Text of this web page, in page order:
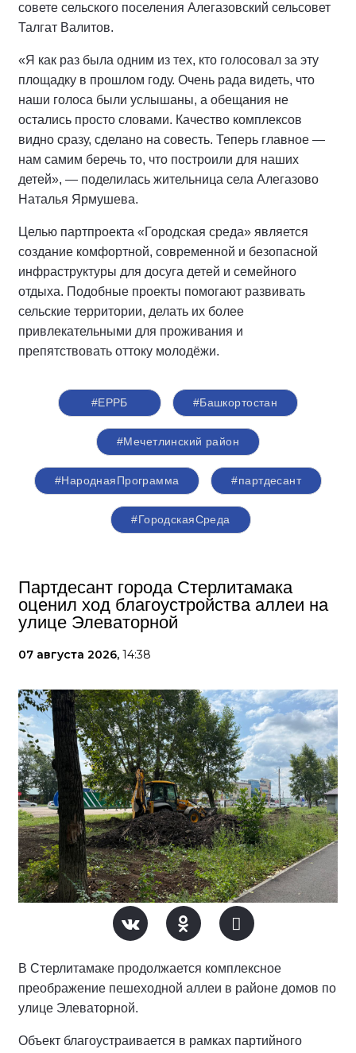
совете сельского поселения Алегазовский сельсовет
Талгат Валитов.
«Я как раз была одним из тех, кто голосовал за эту
площадку в прошлом году. Очень рада видеть, что
наши голоса были услышаны, а обещания не
остались просто словами. Качество комплексов
видно сразу, сделано на совесть. Теперь главное —
нам самим беречь то, что построили для наших
детей», — поделилась жительница села Алегазово
Наталья Ярмушева.
Целью партпроекта «Городская среда» является
создание комфортной, современной и безопасной
инфраструктуры для досуга детей и семейного
отдыха. Подобные проекты помогают развивать
сельские территории, делать их более
привлекательными для проживания и
препятствовать оттоку молодёжи.
#ЕРРБ #Башкортостан
#Мечетлинский район
#НароднаяПрограмма #партдесант
#ГородскаяСреда
Партдесант города Стерлитамака
оценил ход благоустройства аллеи на
улице Элеваторной
07 августа 2026, 14:38
В Стерлитамаке продолжается комплексное
преображение пешеходной аллеи в районе домов по
улице Элеваторной.
Объект благоустраивается в рамках партийного